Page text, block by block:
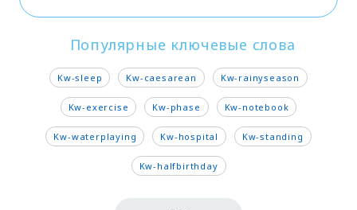
Популярные ключевые слова
Kw-sleep Kw-caesarean Kw-rainyseason
Kw-exercise Kw-phase Kw-notebook
Kw-waterplaying Kw-hospital Kw-standing
Kw-halfbirthday